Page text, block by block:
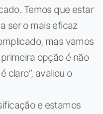
Temos que estar
ser o mais eficaz
mas vamos
opção é não
claro”, avaliou o
e estamos